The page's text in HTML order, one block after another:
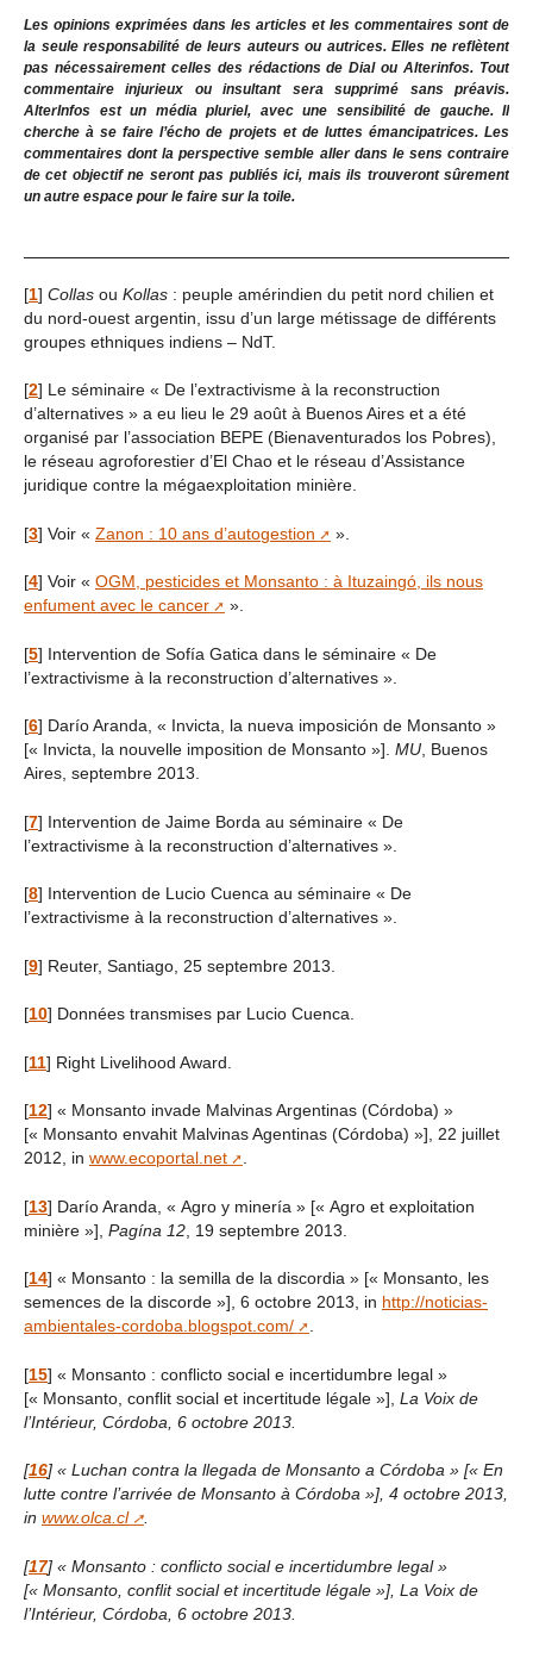
Les opinions exprimées dans les articles et les commentaires sont de
la seule responsabilité de leurs auteurs ou autrices. Elles ne reflètent
pas nécessairement celles des rédactions de Dial ou Alterinfos. Tout
commentaire injurieux ou insultant sera supprimé sans préavis.
AlterInfos est un média pluriel, avec une sensibilité de gauche. Il
cherche à se faire l’écho de projets et de luttes émancipatrices. Les
commentaires dont la perspective semble aller dans le sens contraire
de cet objectif ne seront pas publiés ici, mais ils trouveront sûrement
un autre espace pour le faire sur la toile.
[1] Collas ou Kollas : peuple amérindien du petit nord chilien et
du nord-ouest argentin, issu d’un large métissage de différents
groupes ethniques indiens – NdT.
[2] Le séminaire « De l’extractivisme à la reconstruction
d’alternatives » a eu lieu le 29 août à Buenos Aires et a été
organisé par l’association BEPE (Bienaventurados los Pobres),
le réseau agroforestier d’El Chao et le réseau d’Assistance
juridique contre la mégaexploitation minière.
[3] Voir « Zanon : 10 ans d’autogestion ».
[4] Voir « OGM, pesticides et Monsanto : à Ituzaingó, ils nous
enfument avec le cancer
».
[5] Intervention de Sofía Gatica dans le séminaire « De
l’extractivisme à la reconstruction d’alternatives ».
[6] Darío Aranda, « Invicta, la nueva imposición de Monsanto »
[« Invicta, la nouvelle imposition de Monsanto »]. MU, Buenos
Aires, septembre 2013.
[7]
Intervention de Jaime Borda au séminaire « De
l’extractivisme à la reconstruction d’alternatives ».
[8]
Intervention de Lucio Cuenca au séminaire « De
l’extractivisme à la reconstruction d’alternatives ».
[9] Reuter, Santiago, 25 septembre 2013.
[10] Données transmises par Lucio Cuenca.
[11] Right Livelihood Award.
[12] « Monsanto invade Malvinas Argentinas (Córdoba) »
[« Monsanto envahit Malvinas Agentinas (Córdoba) »], 22 juillet
2012, in www.ecoportal.net .
[13] Darío Aranda, « Agro y minería » [« Agro et exploitation
minière »], Pagína 12 , 19 septembre 2013.
[14] « Monsanto : la semilla de la discordia » [« Monsanto, les
semences de la discorde »], 6 octobre 2013, in http://noticias-
ambientales-cordoba.blogspot.com/
.
[15] « Monsanto : conflicto social e incertidumbre legal »
[« Monsanto, conflit social et incertitude légale »], La Voix de
l’Intérieur, Córdoba, 6 octobre 2013.
[16] « Luchan contra la llegada de Monsanto a Córdoba » [« En
lutte contre l’arrivée de Monsanto à Córdoba »], 4 octobre 2013,
in www.olca.cl .
[17] « Monsanto : conflicto social e incertidumbre legal »
[« Monsanto, conflit social et incertitude légale »], La Voix de
l’Intérieur, Córdoba, 6 octobre 2013.